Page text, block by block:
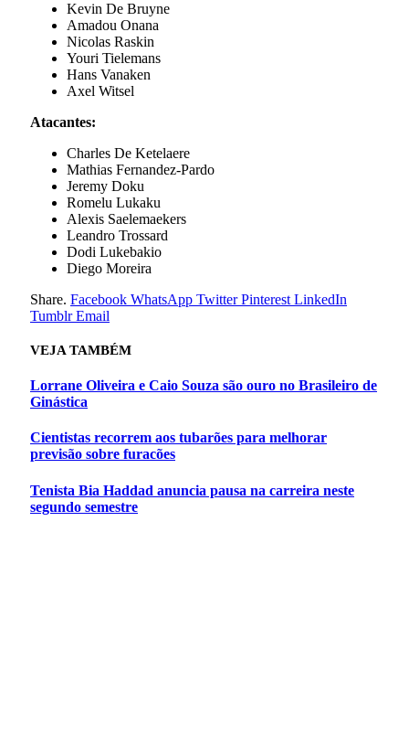
Kevin De Bruyne
Amadou Onana
Nicolas Raskin
Youri Tielemans
Hans Vanaken
Axel Witsel
Atacantes:
Charles De Ketelaere
Mathias Fernandez-Pardo
Jeremy Doku
Romelu Lukaku
Alexis Saelemaekers
Leandro Trossard
Dodi Lukebakio
Diego Moreira
Share. Facebook WhatsApp Twitter Pinterest LinkedIn
Tumblr Email
VEJA TAMBÉM
Lorrane Oliveira e Caio Souza são ouro no Brasileiro de
Ginástica
Cientistas recorrem aos tubarões para melhorar
previsão sobre furacões
Tenista Bia Haddad anuncia pausa na carreira neste
segundo semestre